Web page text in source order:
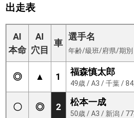
出走表
AI
本命
AI
穴目
車
選手名
年齢/級班/府県/期別
◎ ▲ 1 福森慎太郎
49歳 / A3 / 千葉 /
〇 ◎ 2 松本一成
50歳 / A3 / 新潟 /